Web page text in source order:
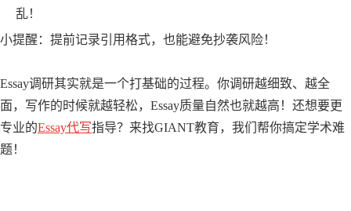
乱！
小提醒：提前记录引用格式，也能避免抄袭风险！
Essay调研其实就是一个打基础的过程。你调研越细致、越全
面，写作的时候就越轻松，Essay质量自然也就越高！还想要更
专业的Essay代写指导？来找GIANT教育，我们帮你搞定学术难
题！